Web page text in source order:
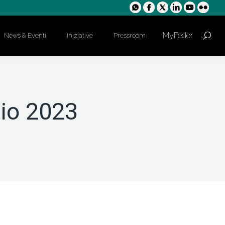
News & Eventi Iniziative Pressroom MyFeder Cerca:
2023